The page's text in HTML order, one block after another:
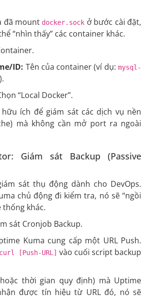
đã mount docker.sock ở bước cài đặt,
“nhìn thấy” các container khác.
ID: Tên của container (ví dụ:mysql-
).
“Local Docker”.
ích để giám sát các dịch vụ nền
mà không cần mở port ra ngoài
Giám sát Backup (Passive
sát thụ động dành cho DevOps.
chủ động đi kiểm tra, nó sẽ “ngồi
thống khác.
sát Cronjob Backup.
Kuma cung cấp một URL Push.
curl [Push-URL] vào cuối script backup
thời gian quy định) mà Uptime
được tín hiệu từ URL đó, nó sẽ